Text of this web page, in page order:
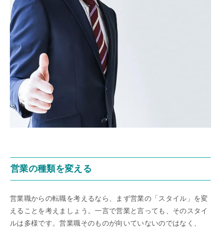
営業の種類を変える
営業職からの転職を考えるなら、まず営業の「スタイル」を変
えることを考えましょう。一言で営業と言っても、そのスタイ
ルは多様です。営業職そのものが向いていないのではなく、